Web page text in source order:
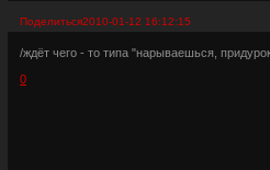
Поделиться2010-01-12 16:12:15
/ждёт чего - то типа "нарываешься,
0